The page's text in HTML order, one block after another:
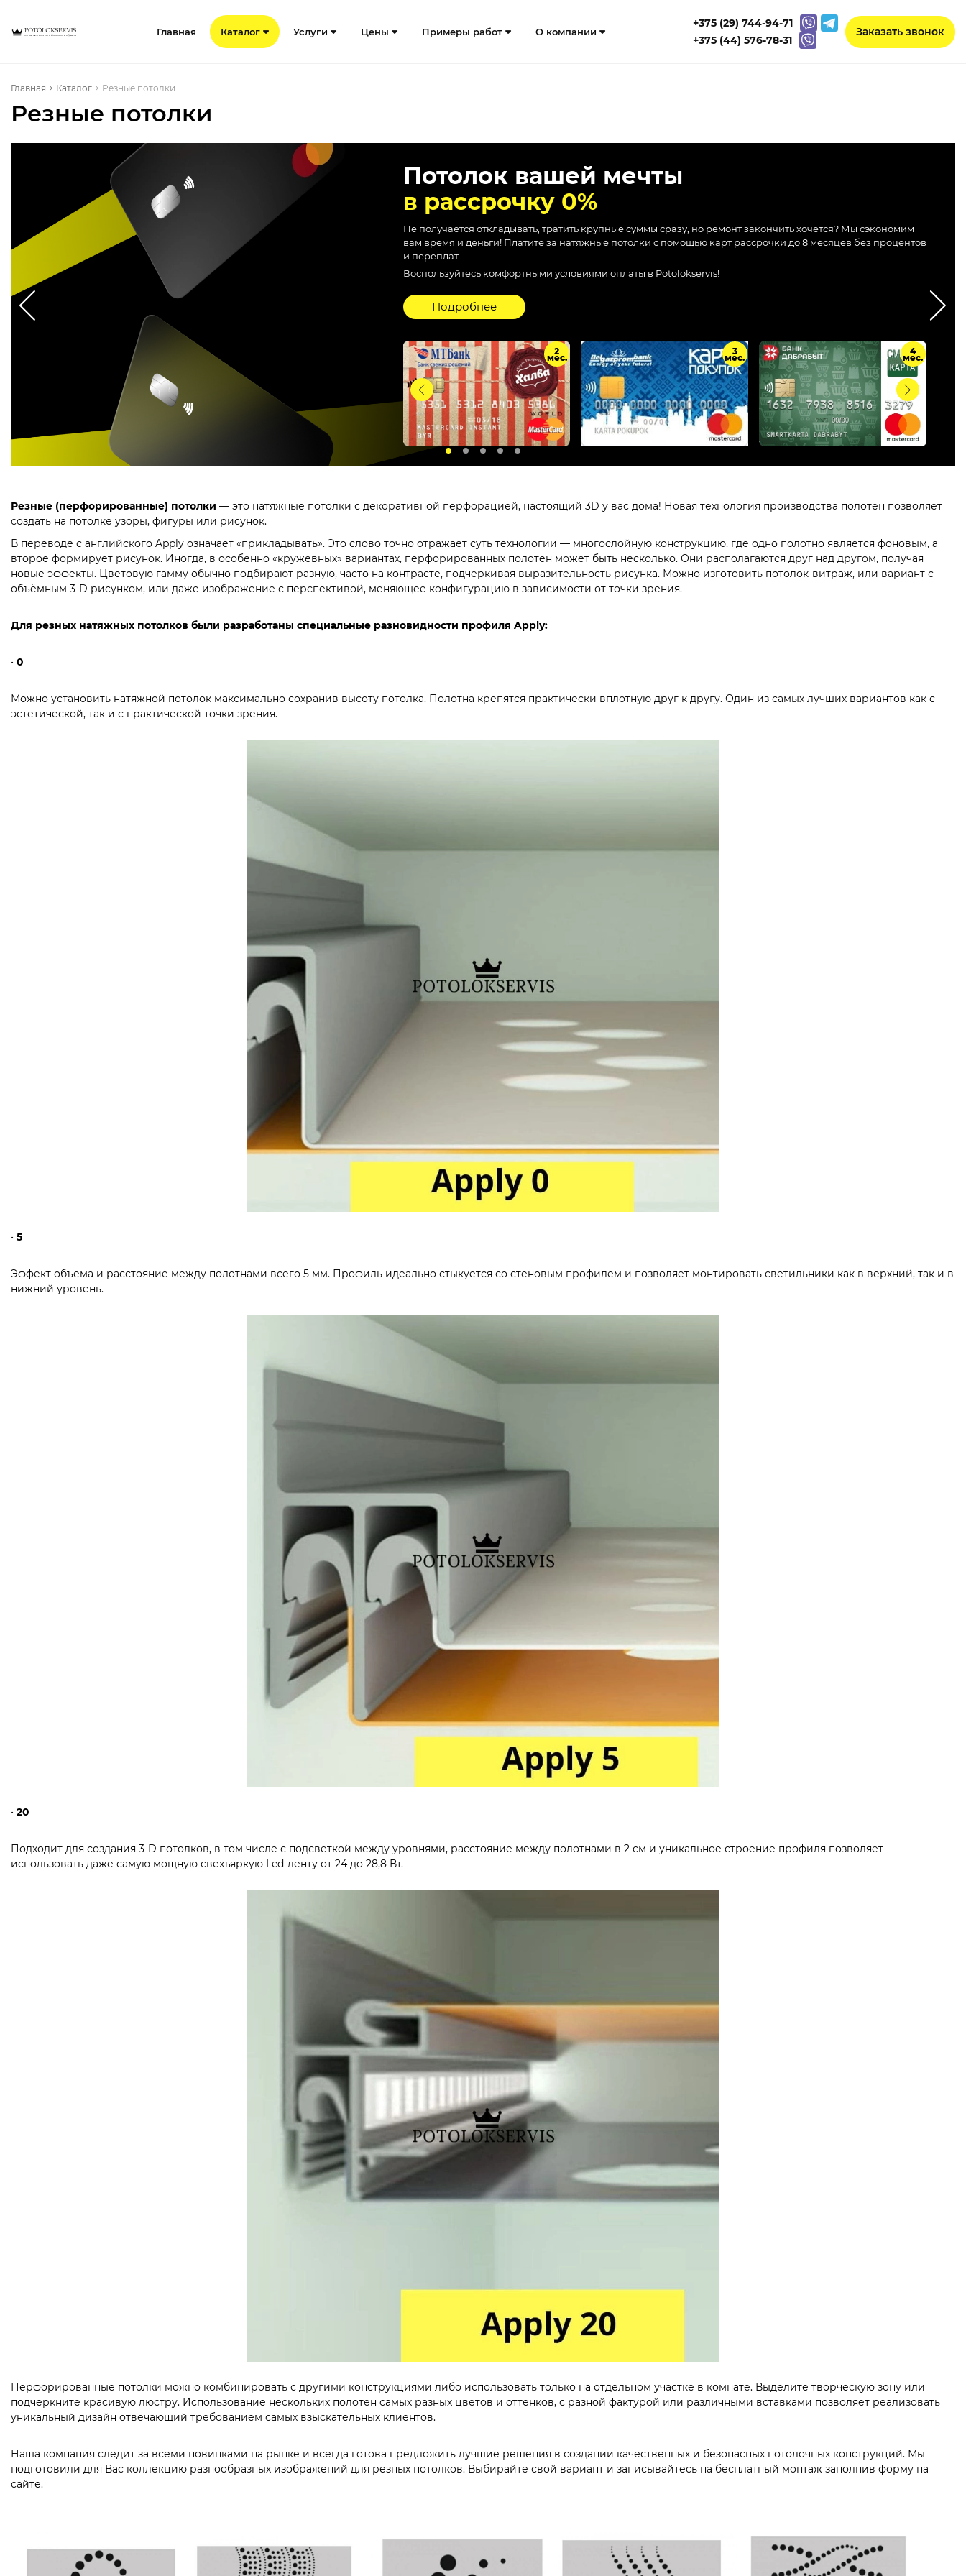
Главная Каталог Услуги Цены Примеры работ О компании
+375 (29) 744-94-71
+375 (44) 576-78-31
Заказать звонок
Главная Каталог Резные потолки
Резные потолки
Потолок вашей мечты
в рассрочку 0%
Не получается откладывать, тратить крупные суммы сразу, но ремонт закончить хочется? Мы сэкономим
вам время и деньги! Платите за натяжные потолки с помощью карт рассрочки до 8 месяцев без процентов
и переплат.
Воспользуйтесь комфортными условиями оплаты в Potolokservis!
Подробнее
2
мес.
3
мес.
4
мес.
Резные (перфорированные) потолки — это натяжные потолки с декоративной перфорацией, настоящий 3D у вас дома! Новая технология производства полотен позволяет
создать на потолке узоры, фигуры или рисунок.
В переводе с английского Apply означает «прикладывать». Это слово точно отражает суть технологии — многослойную конструкцию, где одно полотно является фоновым, а
второе формирует рисунок. Иногда, в особенно «кружевных» вариантах, перфорированных полотен может быть несколько. Они располагаются друг над другом, получая
новые эффекты. Цветовую гамму обычно подбирают разную, часто на контрасте, подчеркивая выразительность рисунка. Можно изготовить потолок-витраж, или вариант с
объёмным 3-D рисунком, или даже изображение с перспективой, меняющее конфигурацию в зависимости от точки зрения.
Для резных натяжных потолков были разработаны специальные разновидности профиля Apply:
• 0
Можно установить натяжной потолок максимально сохранив высоту потолка. Полотна крепятся практически вплотную друг к другу. Один из самых лучших вариантов как с
эстетической, так и с практической точки зрения.
• 5
Эффект объема и расстояние между полотнами всего 5 мм. Профиль идеально стыкуется со стеновым профилем и позволяет монтировать светильники как в верхний, так и в
нижний уровень.
• 20
Подходит для создания 3-D потолков, в том числе с подсветкой между уровнями, расстояние между полотнами в 2 см и уникальное строение профиля позволяет
использовать даже самую мощную свехъяркую Led-ленту от 24 до 28,8 Вт.
Перфорированные потолки можно комбинировать с другими конструкциями либо использовать только на отдельном участке в комнате. Выделите творческую зону или
подчеркните красивую люстру. Использование нескольких полотен самых разных цветов и оттенков, с разной фактурой или различными вставками позволяет реализовать
уникальный дизайн отвечающий требованием самых взыскательных клиентов.
Наша компания следит за всеми новинками на рынке и всегда готова предложить лучшие решения в создании качественных и безопасных потолочных конструкций. Мы
подготовили для Вас коллекцию разнообразных изображений для резных потолков. Выбирайте свой вариант и записывайтесь на бесплатный монтаж заполнив форму на
сайте.